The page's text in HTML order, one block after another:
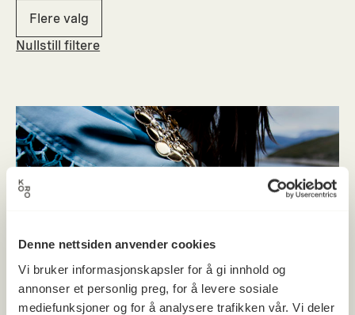
Denne nettsiden anvender cookies
Vi bruker informasjonskapsler for å gi innhold og
annonser et personlig preg, for å levere sosiale
mediefunksjoner og for å analysere trafikken vår. Vi deler
Flere valg
Nullstill filtere